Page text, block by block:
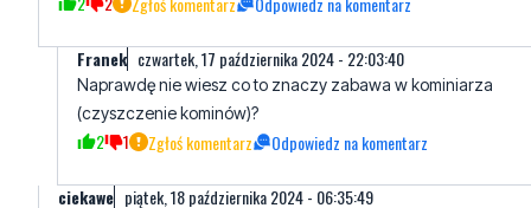
2 1 Zgłoś komentarz Odpowiedz na komentarz
ciekawe piątek, 18 października 2024 - 06:35:49
szable w dłoń i prosimy o pikantne szczegóły amatorskiego
2 1 Zgłoś komentarz Odpowiedz na komentarz